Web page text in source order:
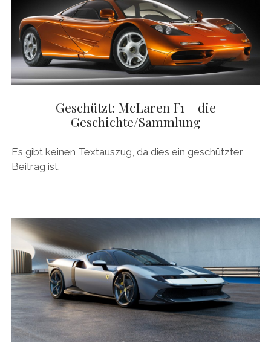
Geschützt: McLaren F1 – die
Geschichte/Sammlung
Es gibt keinen Textauszug, da dies ein geschützter
Beitrag ist.